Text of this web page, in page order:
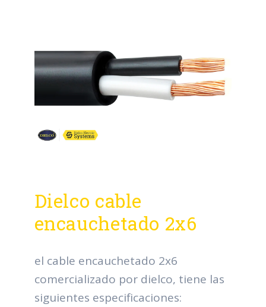
Dielco cable
encauchetado 2x6
el cable encauchetado 2x6
comercializado por dielco, tiene las
siguientes especificaciones: